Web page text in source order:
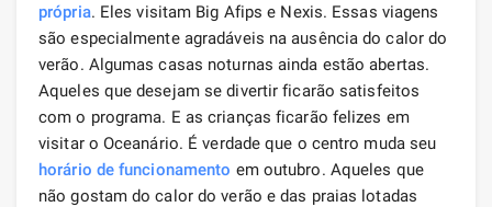
própria. Eles visitam Big Afips e Nexis. Essas viagens
são especialmente agradáveis ​​na ausência do calor do
verão. Algumas casas noturnas ainda estão abertas.
Aqueles que desejam se divertir ficarão satisfeitos
com o programa. E as crianças ficarão felizes em
visitar o Oceanário. É verdade que o centro muda seu
horário de funcionamento em outubro. Aqueles que
não gostam do calor do verão e das praias lotadas